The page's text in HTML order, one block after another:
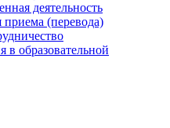
деятельность
приема (перевода)
в образовательной